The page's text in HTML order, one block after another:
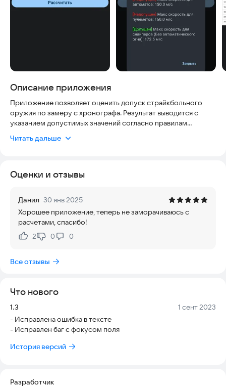
Описание приложения
Приложение позволяет оценить допуск страйкбольного
оружия по замеру с хронографа. Результат выводится с
указанием допустимых значений согласно правилам
- пистолет до 120 м/с.
- снайперская винтовка AEG (спринг с ручной
перезарядкой), самозарядная, полуавтомат, с отсутствием
ведения автоматического огня до 172,5 м/с
Читать дальше
Оценки и отзывы
Данил 30 янв 2025
Хорошее приложение, теперь не заморачиваюсь с
расчетами, спасибо!
Нравится:
2Не нравится:
0 0
Все отзывы
Что нового
Версия:
1.3 Дата:
1 сент 2023
- Исправлена ошибка в тексте
- Исправлен баг с фокусом поля
История версий
Разработчик